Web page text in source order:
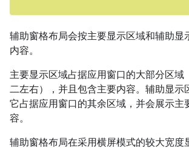
辅助窗格布局会按主要显示区域和辅助显
内容。
主要显示区域占据应用窗口的大部分区域
二左右），并且包含主要内容。辅助显示
它占据应用窗口的其余区域，并会展示主
容。
辅助窗格布局在采用横屏模式的较大宽度